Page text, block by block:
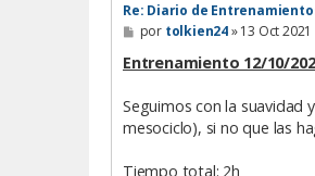
Re: Diario de
M
e
n
s
j
e
por tolkien24»13 Oct 2021
Entrenamiento 12/10/
Seguimos con la suavidad
mesociclo), si no que las
Tiempo total: 2h